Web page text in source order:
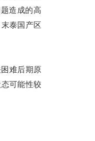
造成的高
泰国产区
难后期原
可能性较